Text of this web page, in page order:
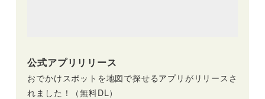
公式アプリリリース
おでかけスポットを地図で探せるアプリがリリースさ
れました！（無料DL）